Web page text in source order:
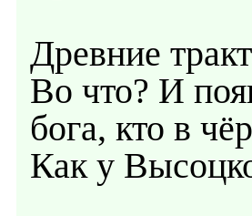
Древние
Во что? И
бога, кто в
Как у